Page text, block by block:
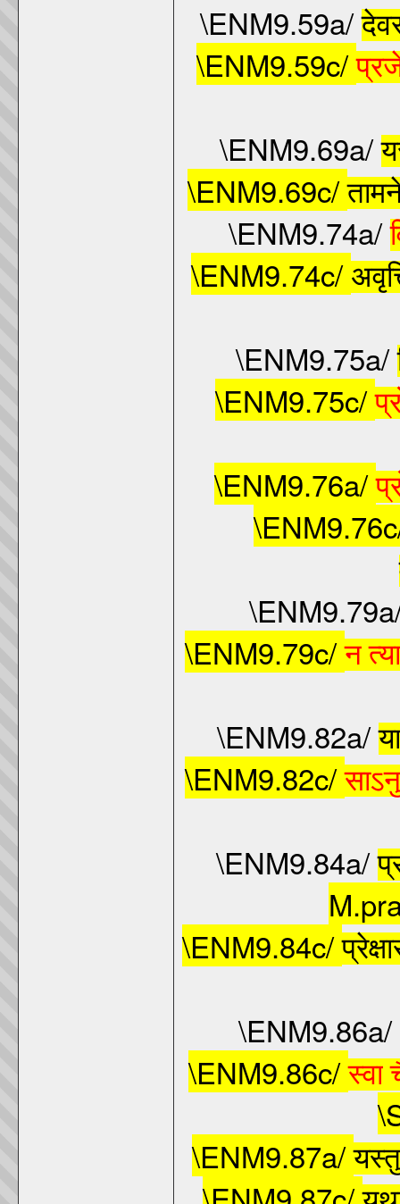
\ENM9.59a/
\ENM9.59c/
\ENM9.69a/
\ENM9.69c/
\ENM9.74a/
\ENM9.74c/
\ENM9.75a/
\ENM9.75c/
\ENM9.76a/
\ENM9.79c/न
\ENM9.82a/या
\ENM9.82c/
\ENM9.84a/
\ENM9.84c/
\ENM9.86a/
\ENM9.86c/स्वा
\ENM9.87a/यस्तु